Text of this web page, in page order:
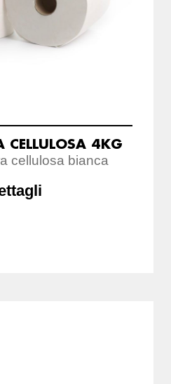
CELLULOSA 4KG
cellulosa bianca